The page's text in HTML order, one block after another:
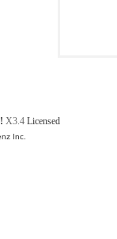
X3.4 Licensed
Inc.